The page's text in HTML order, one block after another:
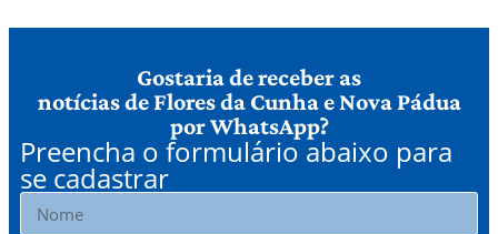
Gostaria de receber as
notícias de Flores da Cunha e Nova Pádua
por WhatsApp?
Preencha o formulário abaixo para
se cadastrar